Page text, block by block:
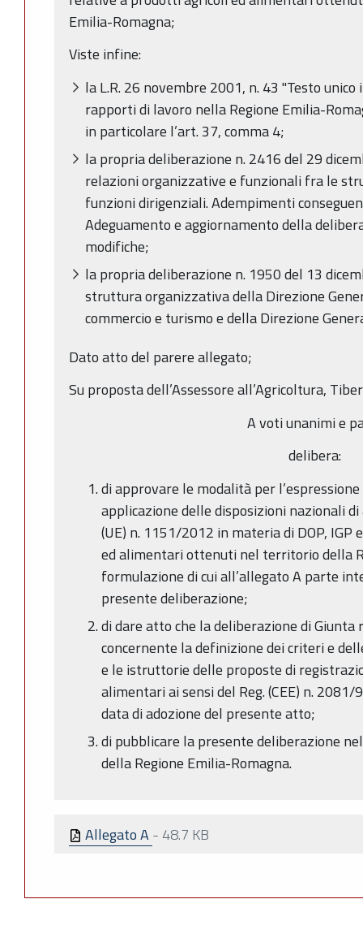
Emilia-Romagna;
Viste infine:
la L.R. 26 novembre 2001, n. 43 "Testo
rapporti di lavoro nella Regione Emilia-
in particolare l’art. 37, comma 4;
la propria deliberazione n. 2416 del 29
relazioni organizzative e funzionali fra le
funzioni dirigenziali. Adempimenti
Adeguamento e aggiornamento della
modifiche;
la propria deliberazione n. 1950 del 13
struttura organizzativa della Direzione
commercio e turismo e della Direzione
Dato atto del parere allegato;
Su proposta dell’Assessore all’Agricoltura,
A voti unanimi e
delibera:
di approvare le modalità per
applicazione delle disposizioni nazionali
(UE) n. 1151/2012 in materia di DOP,
ed alimentari ottenuti nel territorio della
formulazione di cui all’allegato A parte
presente deliberazione;
di dare atto che la deliberazione di
concernente la definizione dei criteri e
e le istruttorie delle proposte di
alimentari ai sensi del Reg. (CEE) n.
data di adozione del presente atto;
di pubblicare la presente deliberazione
della Regione Emilia-Romagna.
Allegato A- 48.7 KB